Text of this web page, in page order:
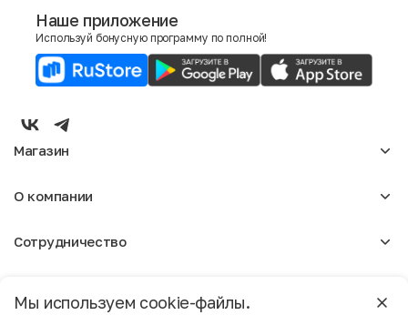
E-mail
Мужской
Мы используем cookie-файлы.
Москва
Наше приложение
Используй бонусную программу по полной!
Магазин
Мужское
О компании
Отзывы
Магазины
Сотрудничество
Реклама